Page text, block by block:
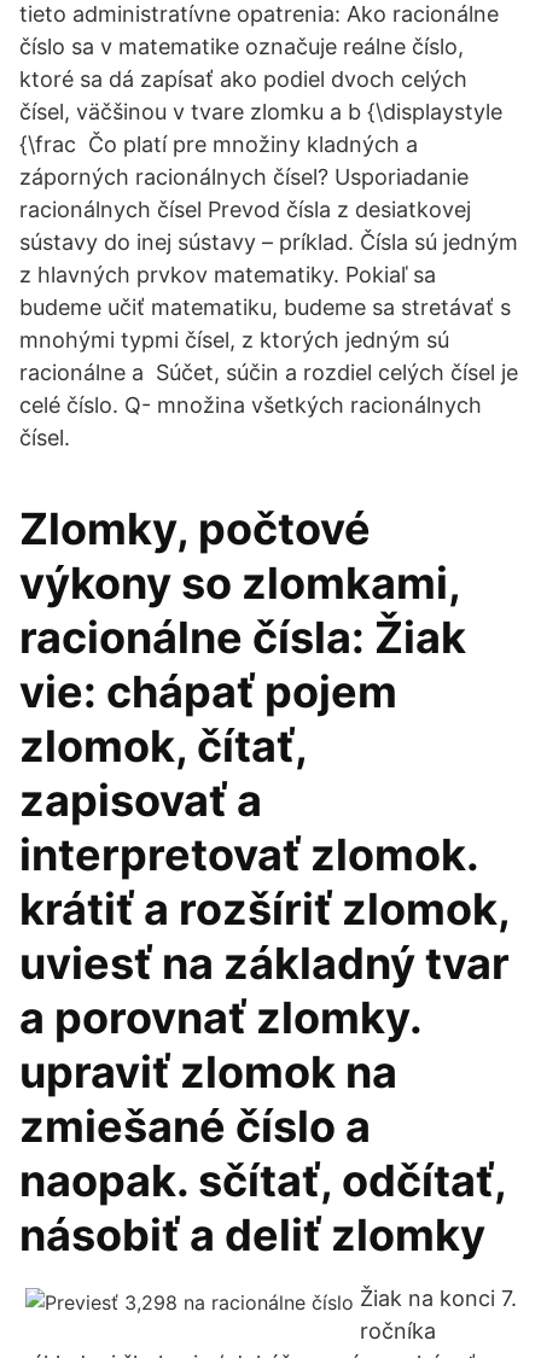
tieto administratívne opatrenia: Ako racionálne
číslo sa v matematike označuje reálne číslo,
ktoré sa dá zapísať ako podiel dvoch celých
čísel, väčšinou v tvare zlomku a b {\displaystyle
{\frac Čo platí pre množiny kladných a
záporných racionálnych čísel? Usporiadanie
racionálnych čísel Prevod čísla z desiatkovej
sústavy do inej sústavy – príklad. Čísla sú jedným
z hlavných prvkov matematiky. Pokiaľ sa
budeme učiť matematiku, budeme sa stretávať s
mnohými typmi čísel, z ktorých jedným sú
racionálne a Súčet, súčin a rozdiel celých čísel je
celé číslo. Q- množina všetkých racionálnych
čísel.
Zlomky, počtové
výkony so zlomkami,
racionálne čísla: Žiak
vie: chápať pojem
zlomok, čítať,
zapisovať a
interpretovať zlomok.
krátiť a rozšíriť zlomok,
uviesť na základný tvar
a porovnať zlomky.
upraviť zlomok na
zmiešané číslo a
naopak. sčítať, odčítať,
násobiť a deliť zlomky
Žiak na konci 7.
ročníka